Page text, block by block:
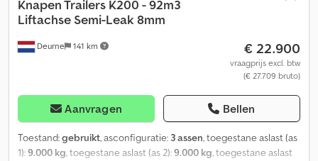
Deurne 141 km
Knapen Trailers K200 - 92m3
Liftachse Semi-Leak 8mm
€ 22.900
vraagprijs excl. btw
(€ 27.709 bruto)
Aanvragen Bellen
Toestand:gebruikt, asconfiguratie: 3 assen, toegestane aslast (as
1):9.000 kg, toegestane aslast (as 2):9.000 kg, toegestane aslast